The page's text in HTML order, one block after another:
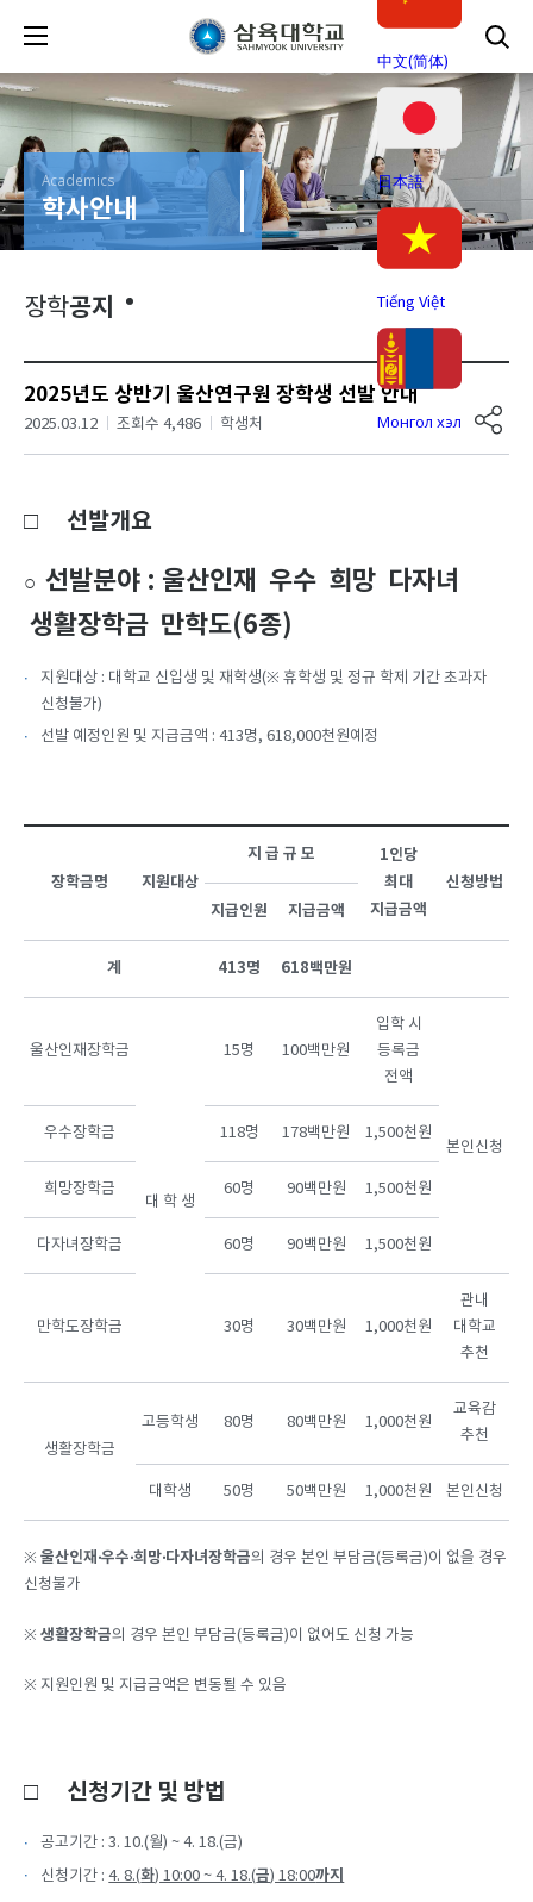
中文(简体)
日本語
Tiếng Việt
Монгол хэл
Academics
학사안내
장학공지
2025년도 상반기 울산연구원 장학생 선발 안내
2025.03.12 조회수 4,486 학생처
□ 선발개요
○ 선발분야 : 울산인재 우수 희망 다자녀
생활장학금 만학도(6종)
지원대상 : 대학교 신입생 및 재학생(※ 휴학생 및 정규 학제 기간 초과자
신청불가)
선발 예정인원 및 지급금액 : 413명, 618,000천원예정
장학금명 지원대상
지 급 규 모
1인당
최대
지급금액
신청방법
지급인원
지급금액
계 413명 618백만원
울산인재장학금
대 학 생
15명 100백만원
입학 시
등록금
전액
본인신청
우수장학금 118명 178백만원 1,500천원
희망장학금 60명 90백만원 1,500천원
다자녀장학금 60명 90백만원 1,500천원
만학도장학금 30명 30백만원 1,000천원
관내
대학교
추천
생활장학금
고등학생 80명 80백만원 1,000천원
교육감
추천
대학생 50명 50백만원 1,000천원 본인신청
※ 울산인재‧우수‧희망‧다자녀장학금의 경우 본인 부담금(등록금)이 없을 경우
신청불가
※ 생활장학금의 경우 본인 부담금(등록금)이 없어도 신청 가능
※ 지원인원 및 지급금액은 변동될 수 있음
□ 신청기간 및 방법
공고기간 : 3. 10.(월) ~ 4. 18.(금)
신청기간 :4. 8.(화) 10:00 ~ 4. 18.(금) 18:00까지